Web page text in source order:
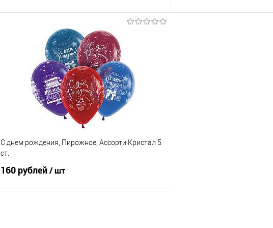
В корзину
Купить в 1 клик
Сравнение
В избранное
Под заказ
С днем рождения, Пирожное, Ассорти Кристал 5
ст.
160 рублей/ шт